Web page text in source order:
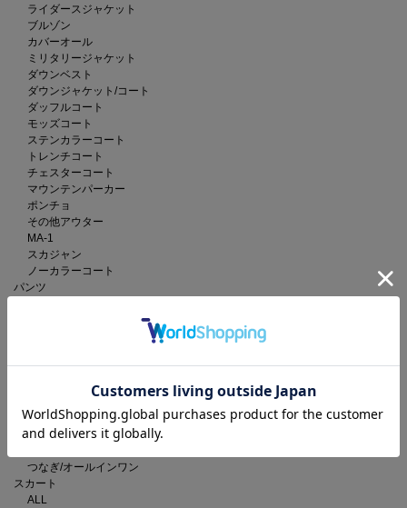
ライダースジャケット
ブルゾン
カバーオール
ミリタリージャケット
ダウンベスト
ダウンジャケット/コート
ダッフルコート
モッズコート
ステンカラーコート
トレンチコート
チェスターコート
マウンテンパーカー
ポンチョ
その他アウター
MA-1
スカジャン
ノーカラーコート
パンツ
スラックス
スウェットパンツ
オールインワン・サロペット
ALL
つなぎ/オールインワン
スカート
ALL